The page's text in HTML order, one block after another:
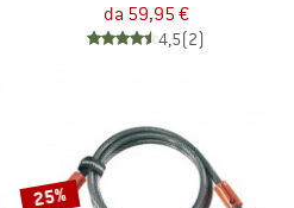
da 59,95 €
4,5(2)
25%